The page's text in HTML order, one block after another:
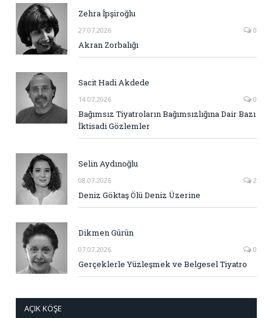
Zehra İpşiroğlu
27.07.2026 0
Akran Zorbalığı
Sacit Hadi Akdede
14.07.2026 0
Bağımsız Tiyatroların Bağımsızlığına Dair Bazı
İktisadi Gözlemler
Selin Aydınoğlu
08.07.2026 2
Deniz Göktaş Ölü Deniz Üzerine
Dikmen Gürün
07.07.2026 0
Gerçeklerle Yüzleşmek ve Belgesel Tiyatro
AÇIK KÖŞE